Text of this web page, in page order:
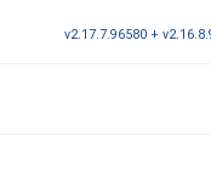
v2.17.7.96580 +